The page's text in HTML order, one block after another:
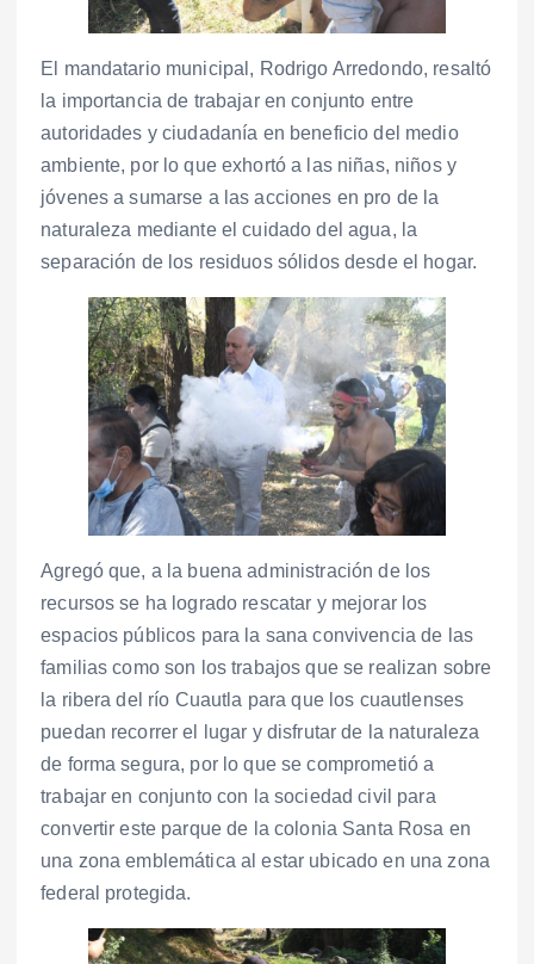
El mandatario municipal, Rodrigo Arredondo, resaltó
la importancia de trabajar en conjunto entre
autoridades y ciudadanía en beneficio del medio
ambiente, por lo que exhortó a las niñas, niños y
jóvenes a sumarse a las acciones en pro de la
naturaleza mediante el cuidado del agua, la
separación de los residuos sólidos desde el hogar.
Agregó que, a la buena administración de los
recursos se ha logrado rescatar y mejorar los
espacios públicos para la sana convivencia de las
familias como son los trabajos que se realizan sobre
la ribera del río Cuautla para que los cuautlenses
puedan recorrer el lugar y disfrutar de la naturaleza
de forma segura, por lo que se comprometió a
trabajar en conjunto con la sociedad civil para
convertir este parque de la colonia Santa Rosa en
una zona emblemática al estar ubicado en una zona
federal protegida.